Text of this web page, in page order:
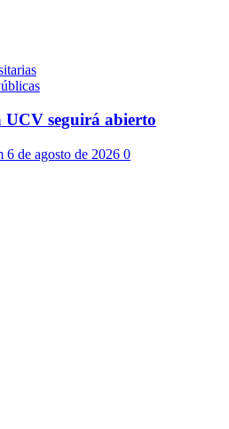
UCV seguirá abierto
6 de agosto de 2026 0